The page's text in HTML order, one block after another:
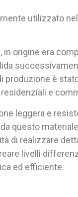
utilizzato
origine era
produzione è
e
leggera e
questo
di realizzare
livelli
ed efficiente.